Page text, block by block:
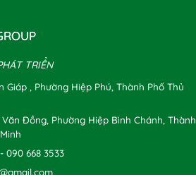
TRIỂN
, Phường Hiệp Phú, Thành Phố Thủ
Văn Đồng, Phường Hiệp Bình Chánh, Thành
- 090 668 3533